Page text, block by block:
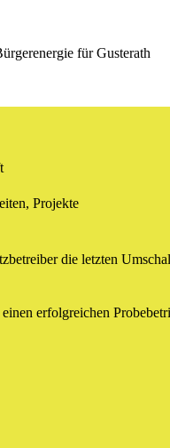
für Gusterath
, Projekte
die letzten
erfolgreichen